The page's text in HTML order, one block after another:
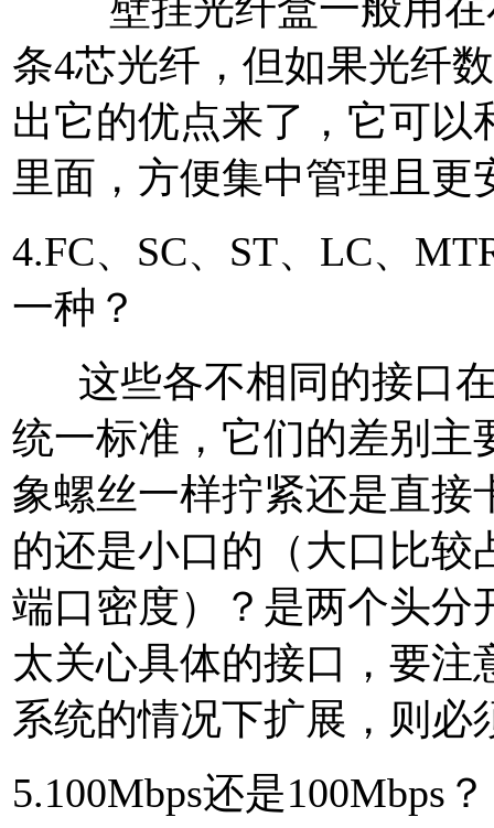
条4芯光纤，但如果光纤
出它的优点来了，它可以
里面，方便集中管理且更
4.FC、SC、ST、LC、
一种？
这些各不相同的接口在
统一标准，它们的差别主
象螺丝一样拧紧还是直接
的还是小口的（大口比较
端口密度）？是两个头分
太关心具体的接口，要注
系统的情况下扩展，则必
5.100Mbps还是100Mbps？